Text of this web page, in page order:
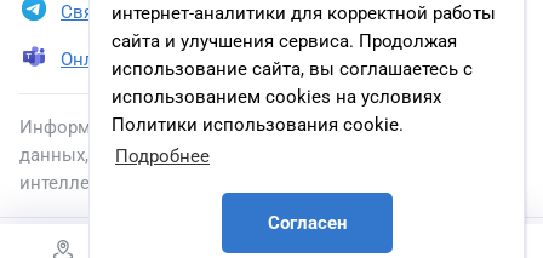
интернет-аналитики для корректной работы
сайта и улучшения сервиса. Продолжая
использование сайта, вы соглашаетесь с
использованием cookies на условиях
Политики использования cookie.
Подробнее
Согласен
Связаться в Telegram
Онлайн презентация
Информация, размещенная на сайте, включена в базу
данных, зарегистрированную в Федеральной службе по
интеллектуальной собственности.